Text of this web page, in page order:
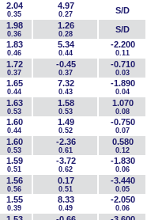
2.04
0.35
4.97
0.27 S/D
1.98
0.36
1.26
0.28 S/D
1.83
0.46
5.34
0.44
-2.200
0.11
1.72
0.37
-0.45
0.37
-0.710
0.03
1.65
0.44
7.32
0.43
-1.890
0.04
1.63
0.53
1.58
0.53
1.070
0.08
1.60
0.44
1.49
0.52
-0.750
0.07
1.60
0.53
-2.36
0.61
0.580
0.12
1.59
0.51
-3.72
0.62
-1.830
0.06
1.56
0.56
0.17
0.51
-3.440
0.05
1.55
0.39
8.33
0.49
-2.050
0.06